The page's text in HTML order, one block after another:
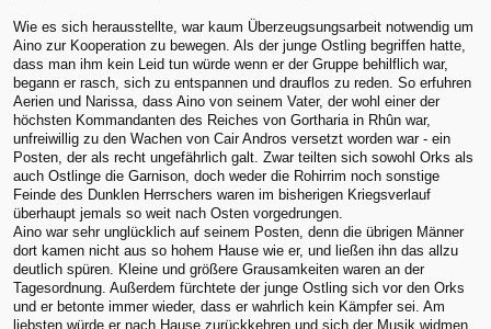
Wie es sich herausstellte, war kaum Überzeugsungsarbeit notwendig um
Aino zur Kooperation zu bewegen. Als der junge Ostling begriffen hatte,
dass man ihm kein Leid tun würde wenn er der Gruppe behilflich war,
begann er rasch, sich zu entspannen und drauflos zu reden. So erfuhren
Aerien und Narissa, dass Aino von seinem Vater, der wohl einer der
höchsten Kommandanten des Reiches von Gortharia in Rhûn war,
unfreiwillig zu den Wachen von Cair Andros versetzt worden war - ein
Posten, der als recht ungefährlich galt. Zwar teilten sich sowohl Orks als
auch Ostlinge die Garnison, doch weder die Rohirrim noch sonstige
Feinde des Dunklen Herrschers waren im bisherigen Kriegsverlauf
überhaupt jemals so weit nach Osten vorgedrungen.
Aino war sehr unglücklich auf seinem Posten, denn die übrigen Männer
dort kamen nicht aus so hohem Hause wie er, und ließen ihn das allzu
deutlich spüren. Kleine und größere Grausamkeiten waren an der
Tagesordnung. Außerdem fürchtete der junge Ostling sich vor den Orks
und er betonte immer wieder, dass er wahrlich kein Kämpfer sei. Am
liebsten würde er nach Hause zurückkehren und sich der Musik widmen,